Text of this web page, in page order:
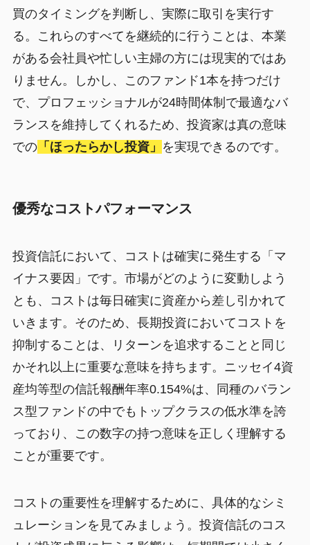
買のタイミングを判断し、実際に取引を実行す
る。これらのすべてを継続的に行うことは、本業
がある会社員や忙しい主婦の方には現実的ではあ
りません。しかし、このファンド1本を持つだけ
で、プロフェッショナルが24時間体制で最適なバ
ランスを維持してくれるため、投資家は真の意味
での「ほったらかし投資」 を実現できるのです。
優秀なコストパフォーマンス
投資信託において、コストは確実に発生する「マ
イナス要因」です。市場がどのように変動しよう
とも、コストは毎日確実に資産から差し引かれて
いきます。そのため、長期投資においてコストを
抑制することは、リターンを追求することと同じ
かそれ以上に重要な意味を持ちます。ニッセイ4資
産均等型の信託報酬年率0.154%は、同種のバラン
ス型ファンドの中でもトップクラスの低水準を誇
っており、この数字の持つ意味を正しく理解する
ことが重要です。
コストの重要性を理解するために、具体的なシミ
ュレーションを見てみましょう。投資信託のコス